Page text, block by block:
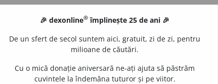
🎉 dexonline® împlinește 25 de ani 🎉
De un sfert de secol suntem aici, gratuit, zi de zi, pentru
milioane de căutări.
Cu o mică donație aniversară ne-ați ajuta să păstrăm
cuvintele la îndemâna tuturor și pe viitor.